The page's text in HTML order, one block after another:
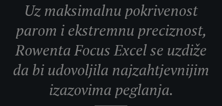
Uz maksimalnu pokrivenost
parom i ekstremnu preciznost,
Rowenta Focus Excel se uzdiže
da bi udovoljila najzahtjevnijim
izazovima peglanja.